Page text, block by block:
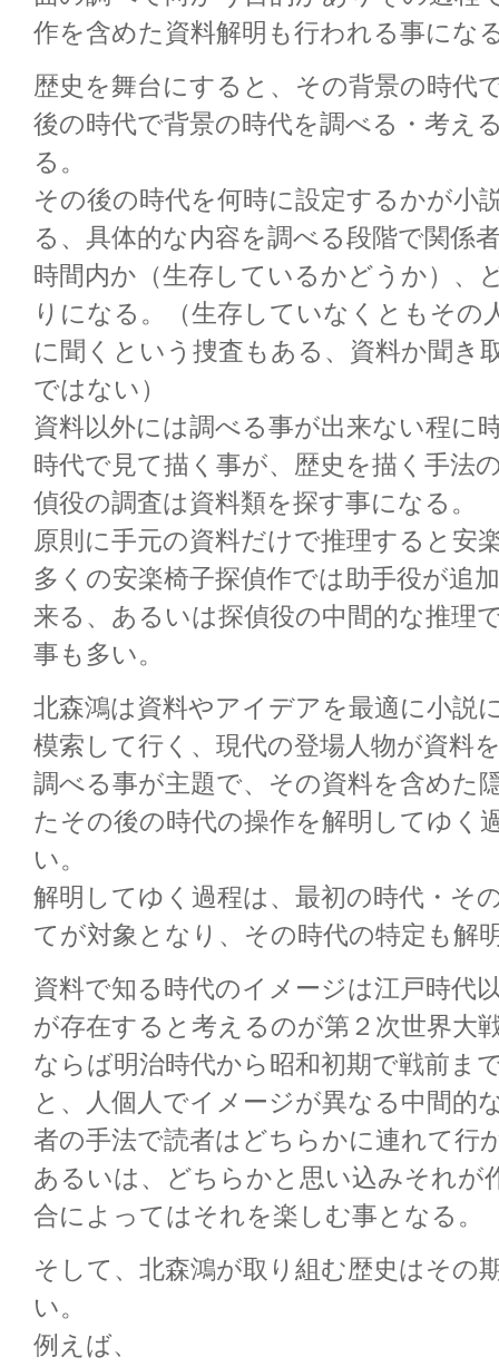
作を含めた資料解明も行われる事にな
歴史を舞台にすると、その背景の時代
後の時代で背景の時代を調べる・考え
る。
その後の時代を何時に設定するかが小
る、具体的な内容を調べる段階で関係
時間内か（生存しているかどうか）、
りになる。（生存していなくともその
に聞くという捜査もある、資料か聞き
ではない）
資料以外には調べる事が出来ない程に
時代で見て描く事が、歴史を描く手法
偵役の調査は資料類を探す事になる。
原則に手元の資料だけで推理すると安
多くの安楽椅子探偵作では助手役が追
来る、あるいは探偵役の中間的な推理
事も多い。
北森鴻は資料やアイデアを最適に小説
模索して行く、現代の登場人物が資料
調べる事が主題で、その資料を含めた
たその後の時代の操作を解明してゆく
い。
解明してゆく過程は、最初の時代・そ
てが対象となり、その時代の特定も解
資料で知る時代のイメージは江戸時代
が存在すると考えるのが第２次世界大
ならば明治時代から昭和初期で戦前ま
と、人個人でイメージが異なる中間的
者の手法で読者はどちらかに連れて行
あるいは、どちらかと思い込みそれが
合によってはそれを楽しむ事となる。
そして、北森鴻が取り組む歴史はその
い。
例えば、